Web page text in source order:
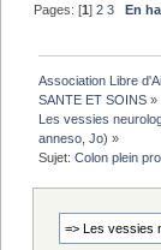
Pages: [1]2 3
En
Association Libre
SANTE ET SOINS »
Les vessies
anneso ,Jo) »
Sujet:Colon plein